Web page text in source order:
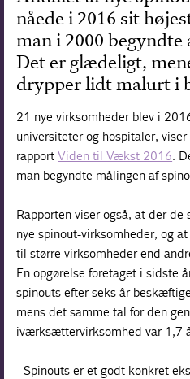
nåede i 2016 sit
man i 2000 begyndte
Det er glædeligt,
drypper lidt malurt i
21 nye virksomheder blev i
universiteter og hospitaler,
rapportViden til Vækst 2016.
man begyndte målingen af
Rapporten viser også, at der
nye spinout-virksomheder, og
til større virksomheder end
En opgørelse foretaget i sidste
spinouts efter seks år
mens det samme tal for den
iværksættervirksomhed var 1,7
- Spinouts er et godt konkret